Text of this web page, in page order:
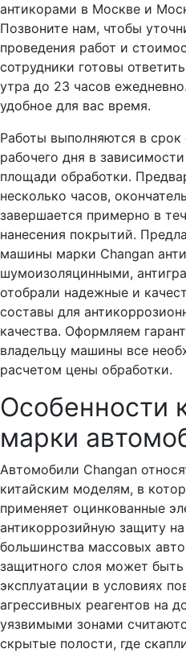
антикорами в Москве и
Позвоните нам, чтобы
проведения работ и
сотрудники готовы
утра до 23 часов
удобное для вас время.
Работы выполняются в срок
рабочего дня в
площади обработки.
несколько часов,
завершается примерно в
нанесения покрытий.
машины марки Сhangan
шумоизоляцинными,
отобрали надежные и
составы для
качества. Оформляем
владельцу машины все
расчетом цены обработки.
Особенности
марки
Автомобили Changan
китайским моделям, в
применяет оцинкованные
антикоррозийную защиту
большинства массовых
защитного слоя может быть
эксплуатации в условиях
агрессивных реагентов на
уязвимыми зонами
скрытые полости, где